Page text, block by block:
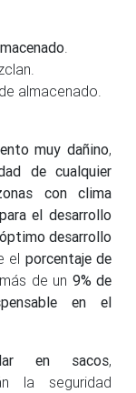
almacenado.
muy dañino,
de cualquier
con clima
el desarrollo
óptimo desarrollo
el porcentaje de
de un 9% de
en el
en sacos,
la seguridad